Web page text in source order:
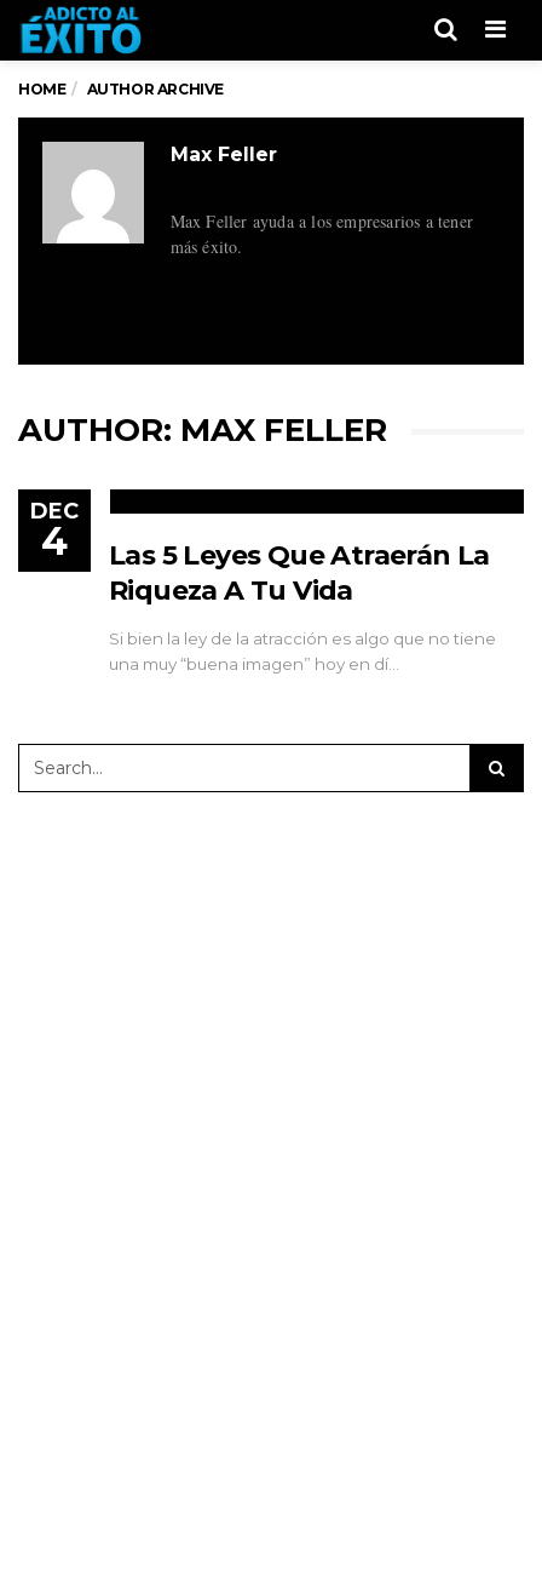
HOME AUTHOR ARCHIVE
Max Feller
Max Feller ayuda a los empresarios a tener
más éxito.
AUTHOR: MAX FELLER
DEC
4
Las 5 Leyes Que Atraerán La
Riqueza A Tu Vida
Si bien la ley de la atracción es algo que no tiene
una muy “buena imagen” hoy en dí…